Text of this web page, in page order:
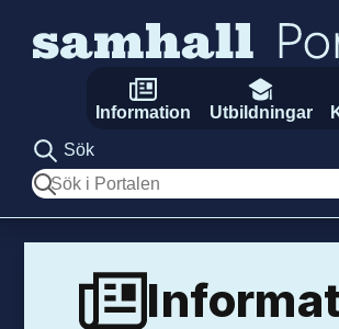
Information Utbildningar
Sök
Sök